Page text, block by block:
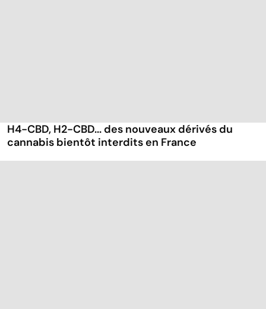
H4-CBD, H2-CBD... des nouveaux dérivés du
cannabis bientôt interdits en France